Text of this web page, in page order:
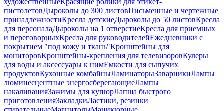
художественныеКрасящие ролики для этикет-
пистолетовДыроколы до 300 листовПисьменные и чертежные
принадлежностиКресла детскиеДыроколы до 50 листовКресла
для персоналаДыроколы на 1 отверстиеКресла для приемных
и переговорныхКресла для руководителейЕжедневники с
покрытием "под кожу и ткань"Кронштейны для
мониторовКронштейны-крепления для телевизоровКулеры
для воды и аксессуары к нимЕмкости для сыпучих
продуктовКухонные комбайныЛаминаторыЗаварникиЛампы
люминесцентные энергосберегающиеЛампы
накаливанияЗажимы для купюрЛапша быстрого
приготовленияЗакладкиЛастики, резинки